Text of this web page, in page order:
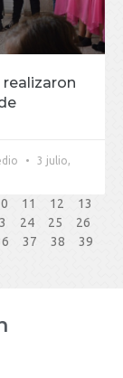
3 julio,
11 12
13
24 25
26
37 38
39